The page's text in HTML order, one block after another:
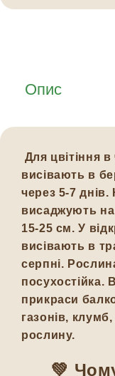
Опис
Для цвітіння
висівають в
через 5-7 днів.
висаджують на
15-25 см. У
висівають в
серпні.
посухостійка.
прикраси
газонів,
рослину.
💚